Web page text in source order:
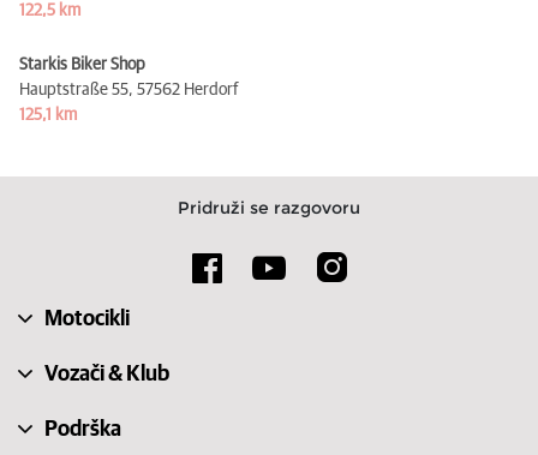
122,5 km
Starkis Biker Shop
Hauptstraße 55, 57562 Herdorf
125,1 km
Pridruži se razgovoru
Motocikli
Vozači & Klub
Podrška